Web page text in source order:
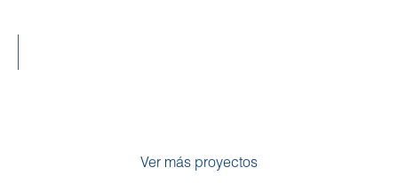
Ver más proyectos